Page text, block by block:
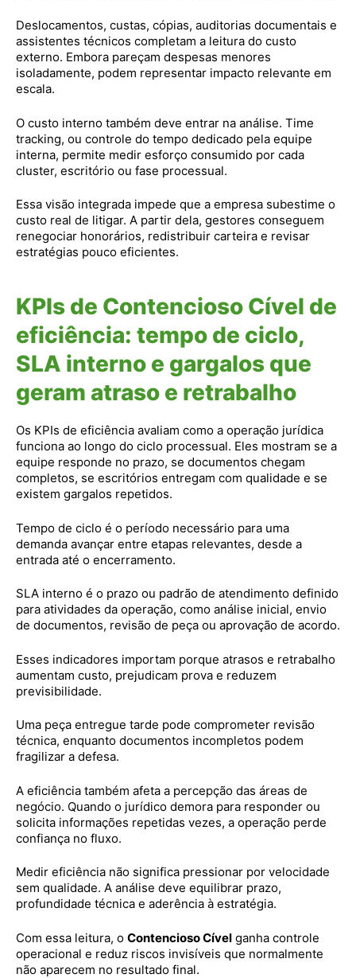
Deslocamentos, custas, cópias, auditorias documentais e
assistentes técnicos completam a leitura do custo
externo. Embora pareçam despesas menores
isoladamente, podem representar impacto relevante em
escala.
O custo interno também deve entrar na análise. Time
tracking, ou controle do tempo dedicado pela equipe
interna, permite medir esforço consumido por cada
cluster, escritório ou fase processual.
Essa visão integrada impede que a empresa subestime o
custo real de litigar. A partir dela, gestores conseguem
renegociar honorários, redistribuir carteira e revisar
estratégias pouco eficientes.
KPIs de Contencioso Cível de
eficiência: tempo de ciclo,
SLA interno e gargalos que
geram atraso e retrabalho
Os KPIs de eficiência avaliam como a operação jurídica
funciona ao longo do ciclo processual. Eles mostram se a
equipe responde no prazo, se documentos chegam
completos, se escritórios entregam com qualidade e se
existem gargalos repetidos.
Tempo de ciclo é o período necessário para uma
demanda avançar entre etapas relevantes, desde a
entrada até o encerramento.
SLA interno é o prazo ou padrão de atendimento definido
para atividades da operação, como análise inicial, envio
de documentos, revisão de peça ou aprovação de acordo.
Esses indicadores importam porque atrasos e retrabalho
aumentam custo, prejudicam prova e reduzem
previsibilidade.
Uma peça entregue tarde pode comprometer revisão
técnica, enquanto documentos incompletos podem
fragilizar a defesa.
A eficiência também afeta a percepção das áreas de
negócio. Quando o jurídico demora para responder ou
solicita informações repetidas vezes, a operação perde
confiança no fluxo.
Medir eficiência não significa pressionar por velocidade
sem qualidade. A análise deve equilibrar prazo,
profundidade técnica e aderência à estratégia.
Com essa leitura, o Contencioso Cível ganha controle
operacional e reduz riscos invisíveis que normalmente
não aparecem no resultado final.